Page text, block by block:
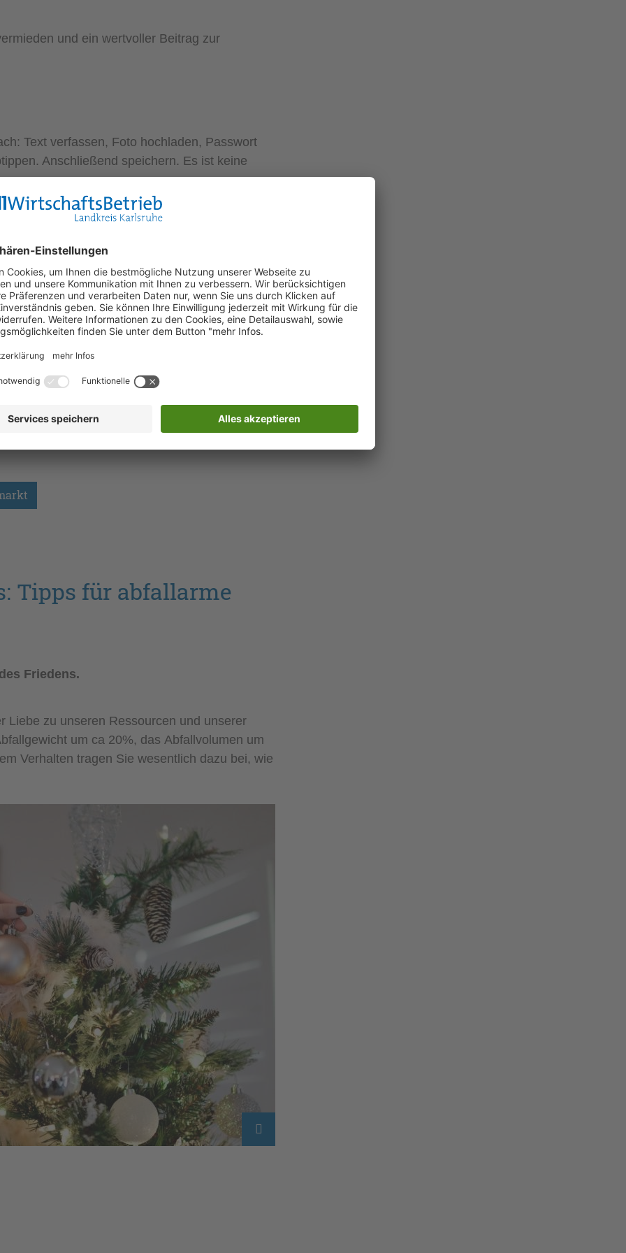
und ein wertvoller Beitrag zur
Text verfassen, Foto hochladen, Passwort
Anschließend speichern. Es ist keine
wie „Verschenke“, „Suche“ oder
"Garten" oder „Für Kinder“ sortiert
wie Smartphones oder Tablets nutzen.
und ohne Größenbeschränkung hochgeladen
geändert, verlängert oder gelöscht werden. Sie
Interessenten/einer Interessentin in
anfordern, sollten Sie das alte mal
Tipps für abfallarme
Friedens.
Liebe zu unseren Ressourcen und unserer
um ca 20%, das Abfallvolumen um
Verhalten tragen Sie wesentlich dazu bei, wie